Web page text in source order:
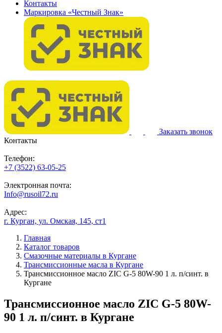
Контакты
Маркировка «Честный Знак»
Заказать звонок
Контакты
Телефон:
+7 (3522) 63-05-25
Электронная почта:
Info@rusoil72.ru
Адрес:
г. Курган, ул. Омская, 145, ст1
Главная
Каталог товаров
Смазочные материалы в Кургане
Трансмиссионные масла в Кургане
Трансмиссионное масло ZIC G-5 80W-90 1 л. п/синт. в
Кургане
Трансмиссионное масло ZIC G-5 80W-
90 1 л. п/синт. в Кургане